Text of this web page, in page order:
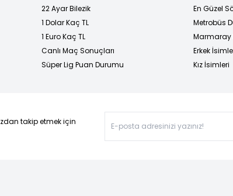
22 Ayar Bilezik
1 Dolar Kaç TL
1 Euro Kaç TL
Canlı Maç Sonuçları
Süper Lig Puan Durumu
En Güzel
Metrobüs
Marmaray
Erkek
Kız İsimleri
takip etmek için